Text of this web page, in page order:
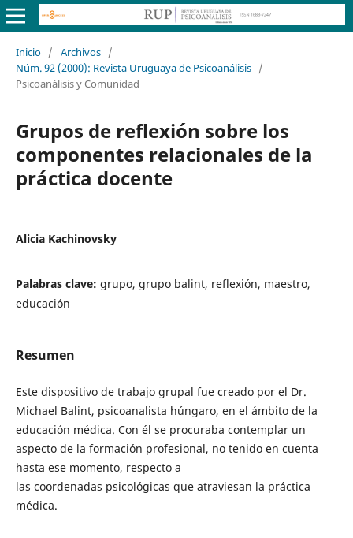
Inicio / Archivos /
Núm. 92 (2000): Revista Uruguaya de Psicoanálisis /
Psicoanálisis y Comunidad
Grupos de reflexión sobre los
componentes relacionales de la
práctica docente
Alicia Kachinovsky
Palabras clave: grupo, grupo balint, reflexión, maestro,
educación
Resumen
Este dispositivo de trabajo grupal fue creado por el Dr.
Michael Balint, psicoanalista húngaro, en el ámbito de la
educación médica. Con él se procuraba contemplar un
aspecto de la formación profesional, no tenido en cuenta
hasta ese momento, respecto a
las coordenadas psicológicas que atraviesan la práctica
médica.